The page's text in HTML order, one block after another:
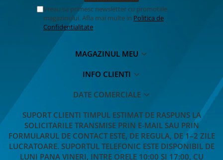
TRICOURI TEMATICE 3D
Vreau sa primesc newsletter cu promotiile
magazinului. Afla mai multe in Politica de
Confidentialitate
MAGAZINUL MEU
INFO CLIENTI
DATE COMERCIALE
SUPORT CLIENTI TIMPUL ESTIMAT DE RASPUNS LA
SOLICITARILE TRANSMISE PRIN E-MAIL SAU PRIN
FORMULARUL DE CONTACT ESTE, DE REGULA, DE 1–2 ZILE
LUCRATOARE. SUPORTUL TELEFONIC ESTE DISPONIBIL DE
LUNI PANA VINERI, INTRE ORELE 10:00 SI 17:00, CU